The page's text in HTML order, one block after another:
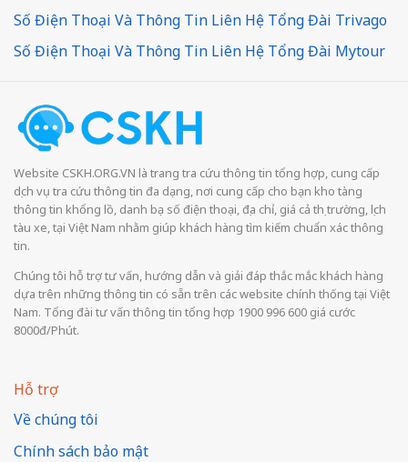
Số Điện Thoại Và Thông Tin Liên Hệ Tổng Đài Trivago
Số Điện Thoại Và Thông Tin Liên Hệ Tổng Đài Mytour
Website CSKH.ORG.VN là trang tra cứu thông tin tổng hợp, cung cấp
dịch vụ tra cứu thông tin đa dạng, nơi cung cấp cho bạn kho tàng
thông tin khổng lồ, danh bạ số điện thoại, địa chỉ, giá cả thị trường, lịch
tàu xe, tại Việt Nam nhằm giúp khách hàng tìm kiếm chuẩn xác thông
tin.
Chúng tôi hỗ trợ tư vấn, hướng dẫn và giải đáp thắc mắc khách hàng
dựa trên những thông tin có sẵn trên các website chính thống tại Việt
Nam. Tổng đài tư vấn thông tin tổng hợp 1900 996 600 giá cước
8000đ/Phút.
Hỗ trợ
Về chúng tôi
Chính sách bảo mật